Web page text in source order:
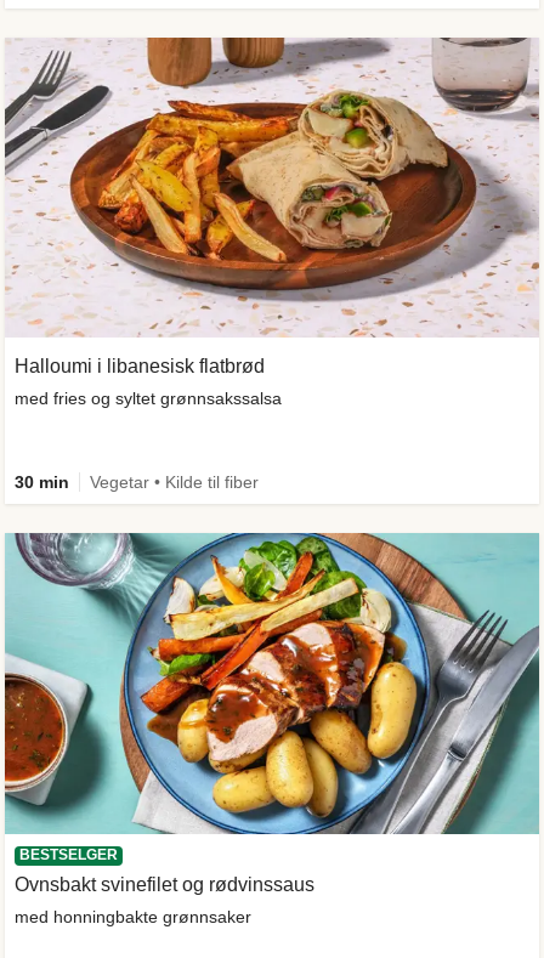
Halloumi i libanesisk flatbrød
med fries og syltet grønnsakssalsa
30 min Vegetar • Kilde til fiber
BESTSELGER
Ovnsbakt svinefilet og rødvinssaus
med honningbakte grønnsaker